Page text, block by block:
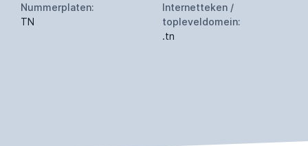
Nummerplaten:
TN
Internetteken /
topleveldomein:
.tn